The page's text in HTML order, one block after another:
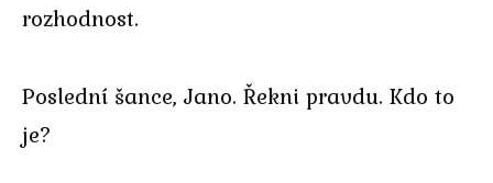
rozhodnost.
Poslední šance, Jano. Řekni pravdu. Kdo to
je?